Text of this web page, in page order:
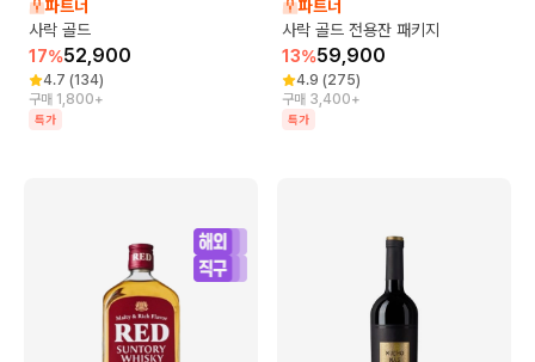
파트너
사락 골드
17%52,900
4.7 (134)
구매 1,800+
특가
파트너
사락 골드 전용잔 패키지
13%59,900
4.9 (275)
구매 3,400+
특가